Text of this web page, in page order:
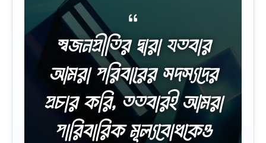
স্বজনপ্রীতির দ্বারা যতবার
আমরা পরিবারের সদস্যদের
প্রচার করি, ততবারই আমরা
পারিবারিক মূল্যবোধকেও